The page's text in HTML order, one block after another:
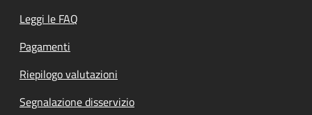
Leggi le FAQ
Pagamenti
Riepilogo valutazioni
Segnalazione disservizio